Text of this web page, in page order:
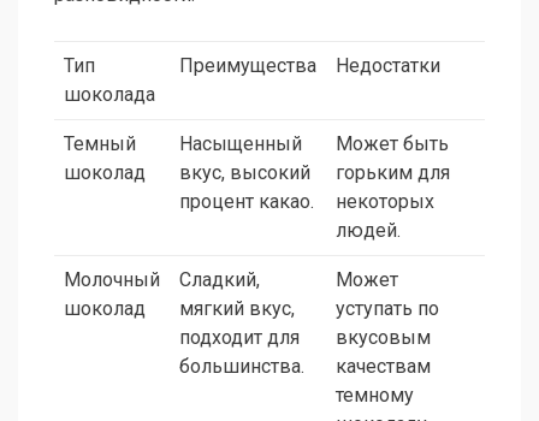
Тип
шоколада
Преимущества Недостатки
Темный
шоколад
Насыщенный
вкус, высокий
процент какао.
Может быть
горьким для
некоторых
людей.
Молочный
шоколад
Сладкий,
мягкий вкус,
подходит для
большинства.
Может
уступать по
вкусовым
качествам
темному